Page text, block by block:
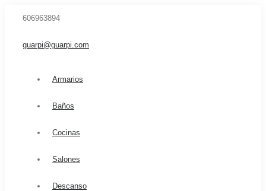
606963894
guarpi@guarpi.com
Armarios
Baños
Cocinas
Salones
Descanso